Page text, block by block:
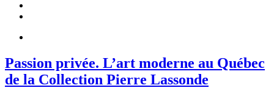
Passion privée. L’art moderne au Québec
de la Collection Pierre Lassonde